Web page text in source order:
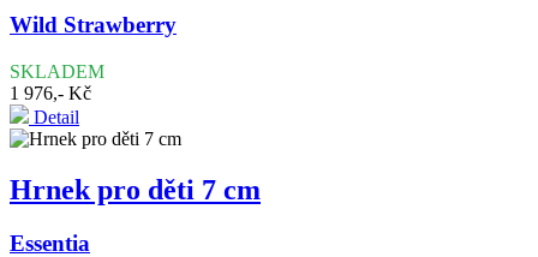
Wild Strawberry
SKLADEM
1 976,- Kč
Detail
Hrnek pro děti 7 cm
Essentia